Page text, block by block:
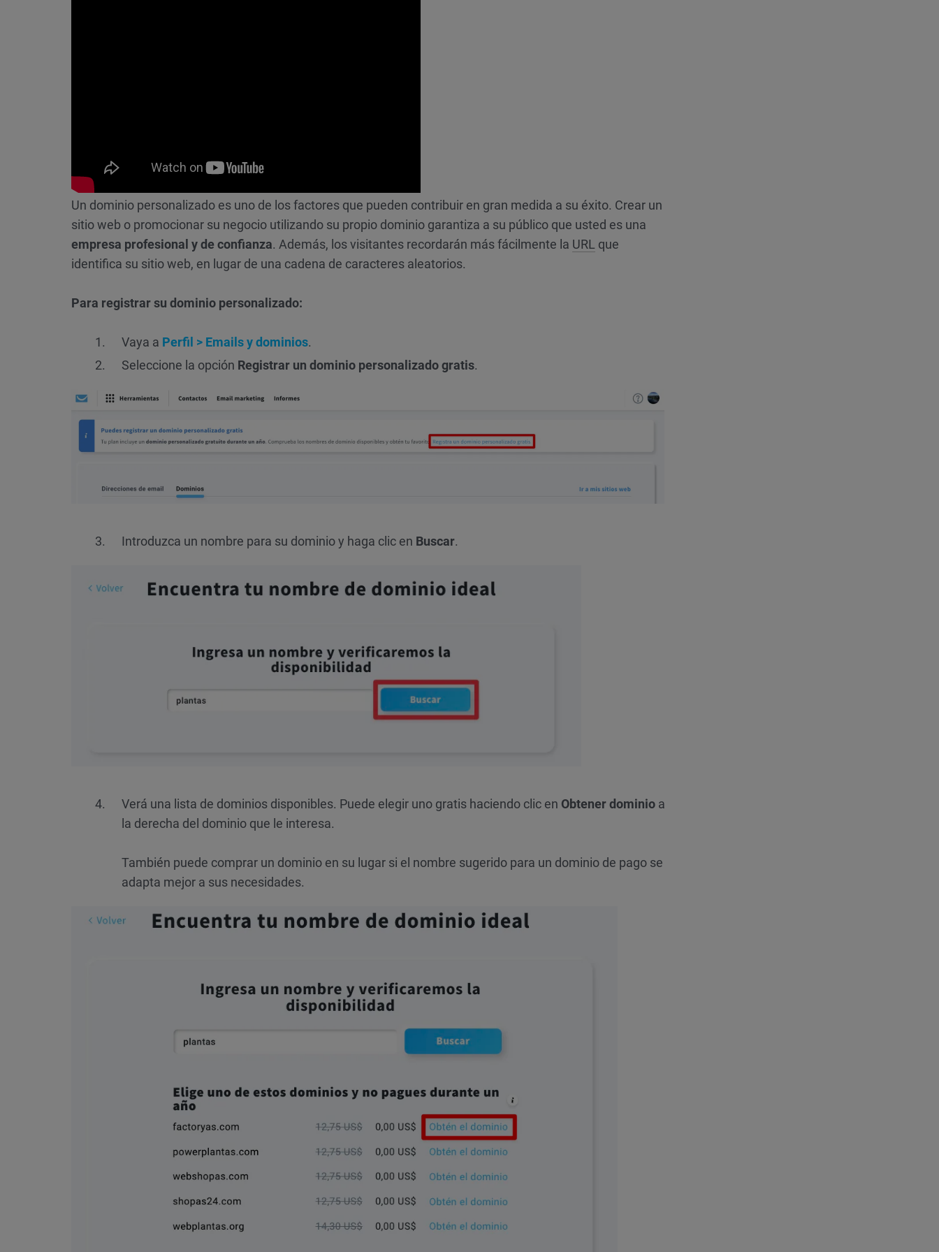
Un dominio personalizado es uno de los factores que pueden contribuir en gran medida a su éxito. Crear un
sitio web o promocionar su negocio utilizando su propio dominio garantiza a su público que usted es una
empresa profesional y de confianza. Además, los visitantes recordarán más fácilmente la URL que
identifica su sitio web, en lugar de una cadena de caracteres aleatorios.
Para registrar su dominio personalizado:
Vaya a Perfil > Emails y dominios.
Seleccione la opción Registrar un dominio personalizado gratis.
Introduzca un nombre para su dominio y haga clic en Buscar.
Verá una lista de dominios disponibles. Puede elegir uno gratis haciendo clic en Obtener dominio a
la derecha del dominio que le interesa.
También puede comprar un dominio en su lugar si el nombre sugerido para un dominio de pago se
adapta mejor a sus necesidades.